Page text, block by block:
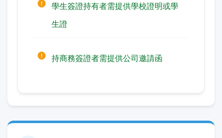
學生簽證持有者需提供學校證明或學
生證
持商務簽證者需提供公司邀請函